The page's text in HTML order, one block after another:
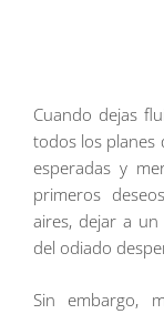
Cuando dejas
todos los planes
esperadas y
primeros
aires, dejar a
del odiado
Sin embargo,